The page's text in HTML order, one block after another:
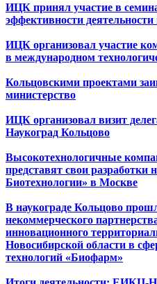
ИЦК принял участие в
эффективности
ИЦК организовал участие
в международном
Кольцовскими проектами
министерство
ИЦК организовал визит
Наукоград Кольцово
Высокотехнологичные
представят свои
Биотехнологии» в Москве
В наукограде Кольцово
некоммерческого
инновационного
Новосибирской области в
технологий «Биофарм»